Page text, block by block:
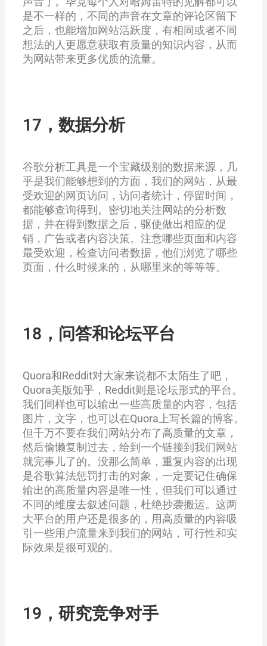
是不一样的，不同的声音在文章的评论区留下
之后，也能增加网站活跃度，有相同或者不同
想法的人更愿意获取有质量的知识内容，从而
为网站带来更多优质的流量。
17，数据分析
谷歌分析工具是一个宝藏级别的数据来源，几
乎是我们能够想到的方面，我们的网站，从最
受欢迎的网页访问，访问者统计，停留时间，
都能够查询得到。密切地关注网站的分析数
据，并在得到数据之后，驱使做出相应的促
销，广告或者内容决策。注意哪些页面和内容
最受欢迎，检查访问者数据，他们浏览了哪些
页面，什么时候来的，从哪里来的等等等。
18，问答和论坛平台
Quora和Reddit对大家来说都不太陌生了吧，
Quora美版知乎，Reddit则是论坛形式的平台。
我们同样也可以输出一些高质量的内容，包括
图片，文字，也可以在Quora上写长篇的博客。
但千万不要在我们网站分布了高质量的文章，
然后偷懒复制过去，给到一个链接到我们网站
就完事儿了的。没那么简单，重复内容的出现
是谷歌算法惩罚打击的对象，一定要记住确保
输出的高质量内容是唯一性，但我们可以通过
不同的维度去叙述问题，杜绝抄袭搬运。这两
大平台的用户还是很多的，用高质量的内容吸
引一些用户流量来到我们的网站，可行性和实
际效果是很可观的。
19，研究竞争对手